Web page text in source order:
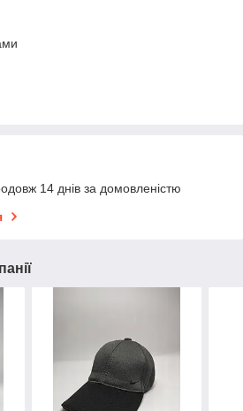
14 днів за домовленістю